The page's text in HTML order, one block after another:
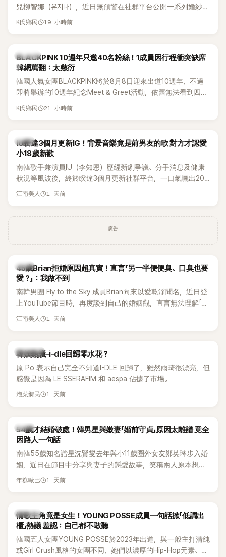
兒柳智娜（유지나），近日無預警在社群平台公開一系列婚紗
照，親自宣布即將步入婚姻，消息曝光後讓不少曾追看節目的
K氏鄉民 19 小時前
K-POP
BLACKPINK 10週年只邀40名粉絲！1成員因行程衝突缺席
韓網罵翻：太敷衍
韓國人氣女團BLACKPINK將於8月8日迎來出道10週年，不過
即將舉辦的10週年紀念Meet & Greet活動，依舊無法看到四人
合體。根據韓媒《MyDaily》7日報導，當天將由Jisoo（智秀）、
K氏鄉民 21 小時前
韓星
IU睽違3個月更新IG！背景音樂竟是前男友的歌 對方才認愛
小18歲新歡
南韓歌手兼演員IU（李知恩）歷經新劇爭議、分手消息及健康
狀況等風波後，終於睽違3個月更新社群平台，一口氣曬出20
張近況照，讓大批粉絲又驚又喜。不過，比起照片本身，更引
江南美人 1 天前
廣告
韓星
45歲Brian拒婚原因超真實！直言「另一半便便臭、口臭也要
愛？」：我做不到
南韓男團 Fly to the Sky 成員Brian向來以愛乾淨聞名，近日登
上YouTube節目時，再度談到自己的婚姻觀，直言無法理解「連
另一半的口臭、便便臭都要愛」這種說法，更大方表明自己是不
江南美人 1 天前
熱議討論
韓娛熱議-i-dle回歸零水花？
原 Po 表示自己完全不知道I-DLE 回歸了，雖然雨琦很漂亮，但
感覺是因為 LE SSERAFIM 和 aespa 佔據了市場。
泡菜鄉民 1 天前
韓星
54歲才結婚破處！韓男星與嫩妻「婚前守貞」原因太離譜 竟全
因路人一句話
南韓55歲知名諧星沈賢燮去年與小11歲圈外女友鄭英琳步入婚
姻，近日在節目中分享與妻子的戀愛故事，笑稱兩人原本想享
受兩人世界，沒想到站在飯店門口時竟被路人認出，還一路替
年糕歐巴 1 天前
K-POP
情歌主角竟是女生！YOUNG POSSE成員一句話掀「低調出
櫃」熱議 羞認：自己都不敢聽
韓國五人女團YOUNG POSSE於2023年出道，與一般主打清純
或Girl Crush風格的女團不同，她們以濃厚的Hip-Hop元素、自